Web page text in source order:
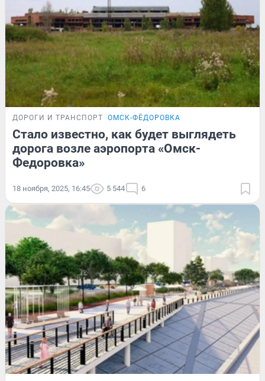
ДОРОГИ И ТРАНСПОРТ ОМСК-ФЁДОРОВКА
Стало известно, как будет выглядеть
дорога возле аэропорта «Омск-
Федоровка»
18 ноября, 2025, 16:45 5 544 6